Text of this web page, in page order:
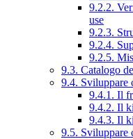
9.2.2.
use
9.2.3.
9.2.4.
9.2.5.
9.3. Catalogo
9.4. Sviluppare
9.4.1. Il
9.4.2. Il
9.4.3. Il
9.5. Sviluppare